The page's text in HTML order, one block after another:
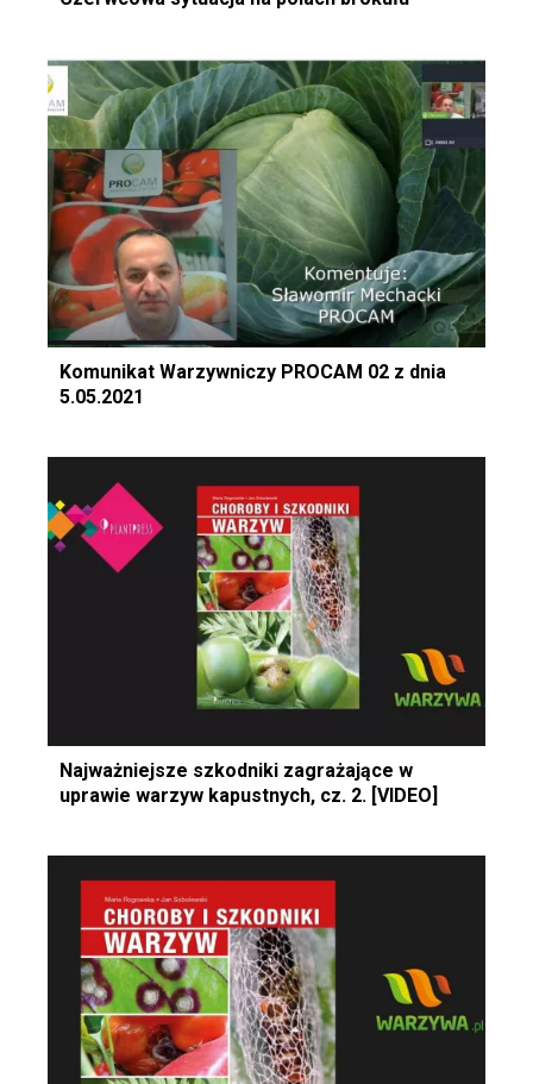
Komunikat Warzywniczy PROCAM 02 z dnia
5.05.2021
Najważniejsze szkodniki zagrażające w
uprawie warzyw kapustnych, cz. 2. [VIDEO]